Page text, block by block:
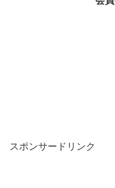
スポンサードリンク